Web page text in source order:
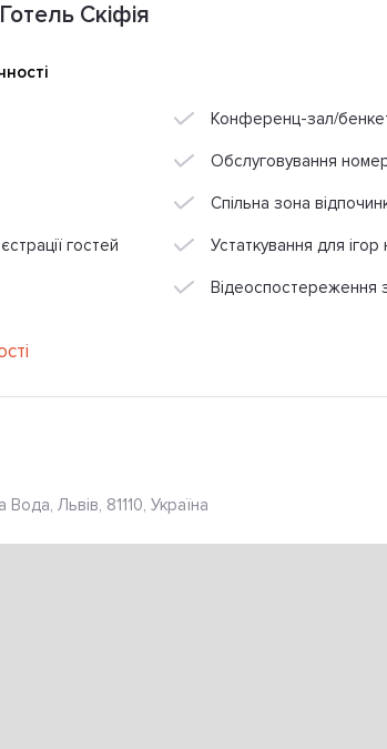
Скіфія
Конференц-зал/
Обслуговування
Спільна зона
гостей Устаткування для ігор
Відеоспостереження
Львів, 81110, Україна